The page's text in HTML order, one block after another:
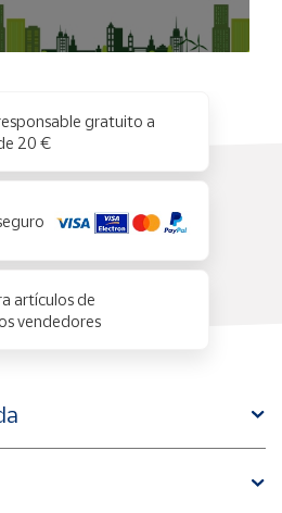
gratuito a
20 €
artículos de
vendedores